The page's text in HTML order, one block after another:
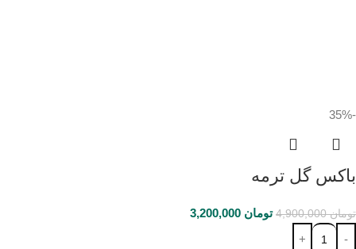
-35%
باکس گل ترمه
تومان4,900,000 تومان